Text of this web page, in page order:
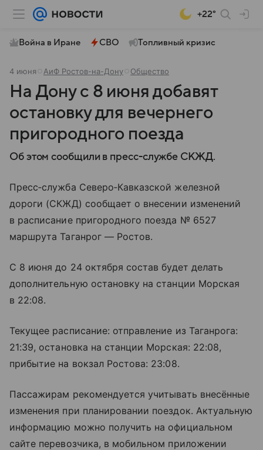
+22°
Война в Иране СВО Топливный кризис
4 июня АиФ Ростов-на-Дону Общество
На Дону с 8 июня добавят
остановку для вечернего
пригородного поезда
Об этом сообщили в пресс-службе СКЖД.
Пресс‑служба Северо‑Кавказской железной
дороги (СКЖД) сообщает о внесении изменений
в расписание пригородного поезда № 6527
маршрута Таганрог — Ростов.
С 8 июня до 24 октября состав будет делать
дополнительную остановку на станции Морская
в 22:08.
Текущее расписание: отправление из Таганрога:
21:39, остановка на станции Морская: 22:08,
прибытие на вокзал Ростова: 23:08.
Пассажирам рекомендуется учитывать внесённые
изменения при планировании поездок. Актуальную
информацию можно получить на официальном
сайте перевозчика, в мобильном приложении